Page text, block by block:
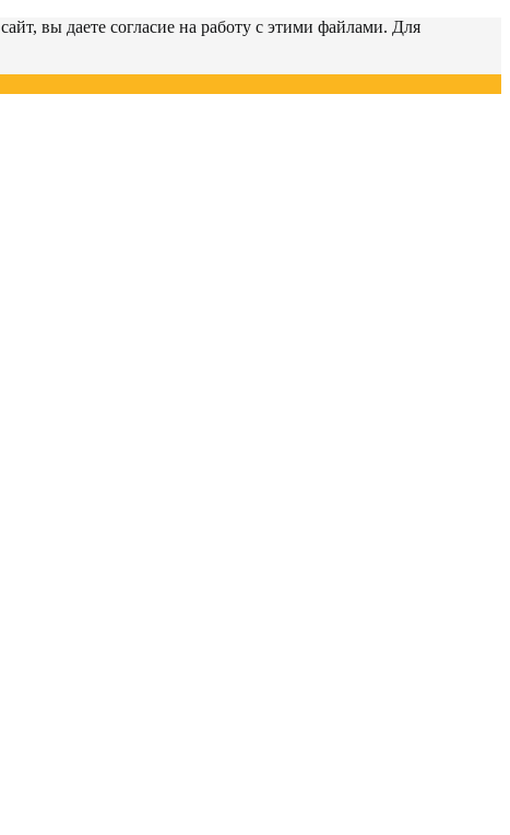
вы даете согласие на работу с этими файлами. Для